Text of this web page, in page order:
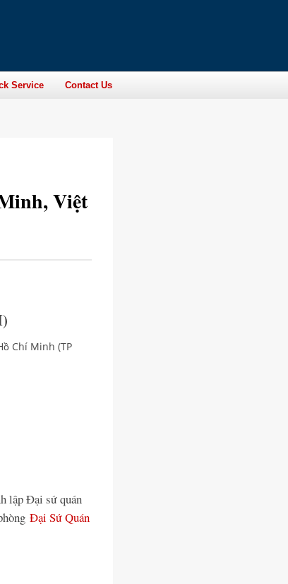
Service Contact Us
Việt
Chí Minh (TP
lập Đại sứ quán
Đại Sứ Quán